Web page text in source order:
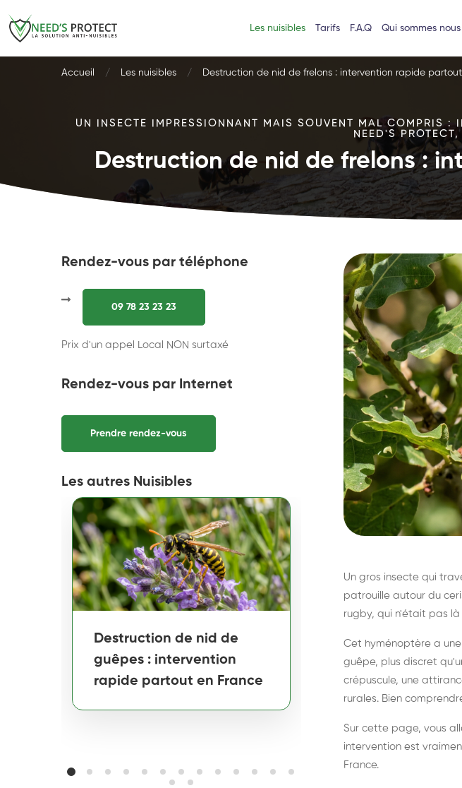
Les nuisibles Tarifs F.A.Q Qui sommes nous
Accueil Les nuisibles Destruction de nid de frelons : intervention rapide
UN INSECTE IMPRESSIONNANT MAIS SOUVENT MAL COMPRIS :
NEED'S
Destruction de nid de frelons :
Rendez-vous par téléphone
09 78 23 23 23
Prix d'un appel Local NON surtaxé
Rendez-vous par Internet
Prendre rendez-vous
Les autres Nuisibles
Destruction de nid de
guêpes : intervention
rapide partout en France
Destruction de
frelons
intervention
France
Un gros insecte qui
patrouille autour du
rugby, qui n'était pas là
Cet hyménoptère a
guêpe, plus discret
crépuscule, une
rurales. Bien
Sur cette page, vous
intervention est
France.